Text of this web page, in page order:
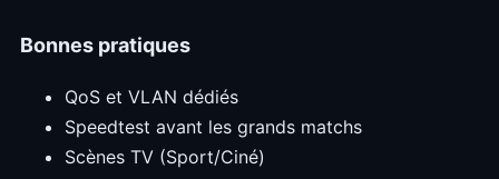
Bonnes pratiques
QoS et VLAN dédiés
Speedtest avant les grands matchs
Scènes TV (Sport/Ciné)